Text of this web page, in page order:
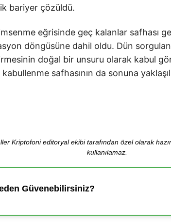
bariyer çözüldü.
eğrisinde geç kalanlar safhası
döngüsüne dahil oldu. Dün
doğal bir unsuru olarak kabul
safhasının da sonuna
Kriptofoni editoryal ekibi tarafından özel olarak
kullanılamaz.
Güvenebilirsiniz?